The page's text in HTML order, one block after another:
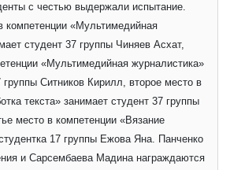
с честью выдержали испытание.
компетенции «Мультимедийная
студент 37 группы Чиняев Асхат,
«Мультимедийная журналистика»
группы Ситников Кирилл, второе место в
текста» занимает студент 37 группы
место в компетенции «Вязание
17 группы Ежова Яна. Панченко
и Сарсембаева Мадина награждаются